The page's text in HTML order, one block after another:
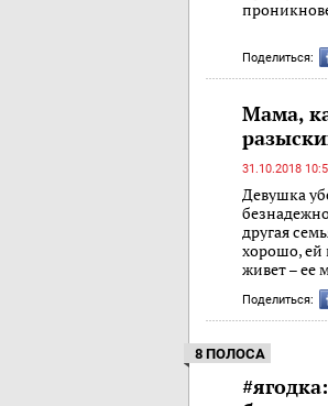
Поделиться:
Мама,
31.10.2018
Девушка
другая
хорошо, ей
живет – ее
Поделиться:
8 ПОЛОСА